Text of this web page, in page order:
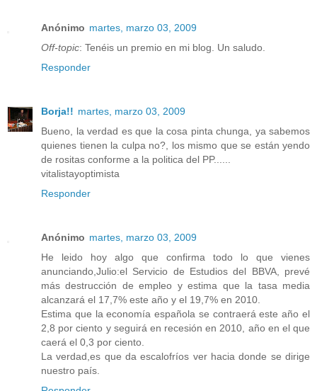
Anónimo martes, marzo 03, 2009
Off-topic: Tenéis un premio en mi blog. Un saludo.
Responder
Borja!! martes, marzo 03, 2009
Bueno, la verdad es que la cosa pinta chunga, ya sabemos
quienes tienen la culpa no?, los mismo que se están yendo
de rositas conforme a la politica del PP......
vitalistayoptimista
Responder
Anónimo martes, marzo 03, 2009
He leido hoy algo que confirma todo lo que vienes
anunciando,Julio:el Servicio de Estudios del BBVA, prevé
más destrucción de empleo y estima que la tasa media
alcanzará el 17,7% este año y el 19,7% en 2010.
Estima que la economía española se contraerá este año el
2,8 por ciento y seguirá en recesión en 2010, año en el que
caerá el 0,3 por ciento.
La verdad,es que da escalofríos ver hacia donde se dirige
nuestro país.